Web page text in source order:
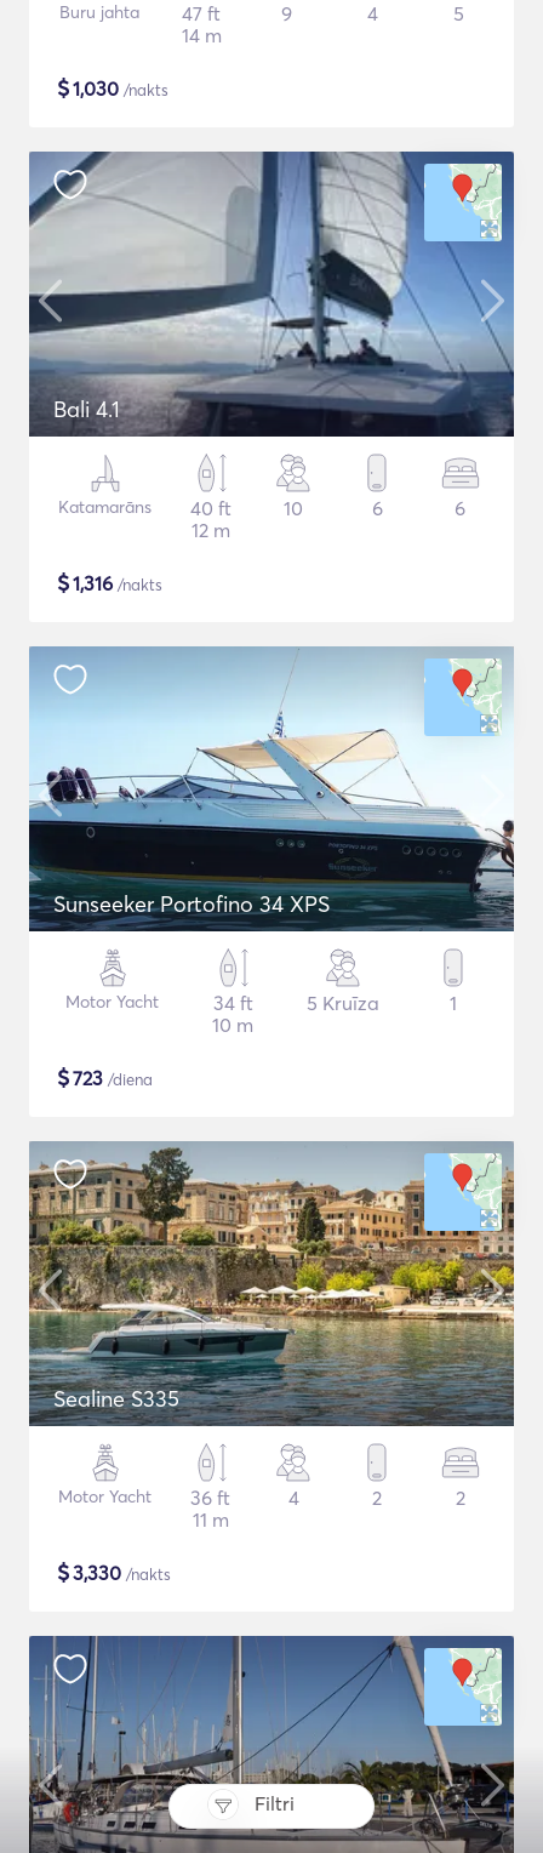
Filtri
Buru jahta
47 ft
14 m
9 4 5
$1,030 /nakts
Bali 4.1
Katamarāns
40 ft
12 m
10 6 6
$1,316 /nakts
Sunseeker Portofino 34 XPS
Motor Yacht
34 ft
10 m
5 Kruīza 1
$723 /diena
Sealine S335
Motor Yacht
36 ft
11 m
4 2 2
$3,330 /nakts